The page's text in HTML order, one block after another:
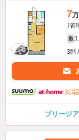
7
（管
敷
3階
ブリージ